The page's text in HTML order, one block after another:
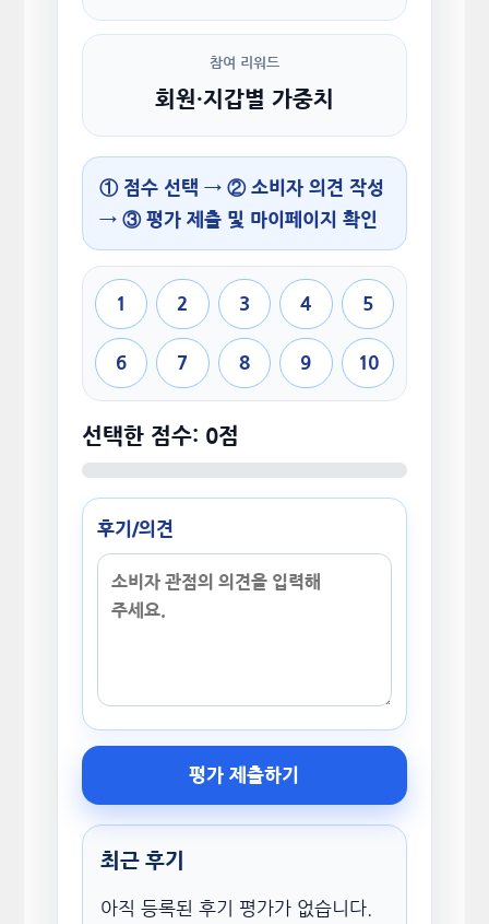
참여 리워드
회원·지갑별 가중치
① 점수 선택 → ② 소비자 의견 작성
→ ③ 평가 제출 및 마이페이지 확인
1 2 3 4 5
6 7 8 9 10
선택한 점수: 0점
후기/의견
평가 제출하기
최근 후기
아직 등록된 후기 평가가 없습니다.